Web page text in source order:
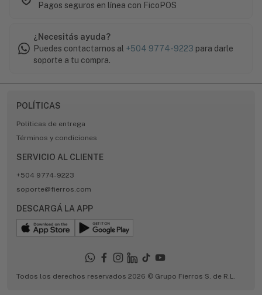
Pagos seguros en línea con FicoPOS
¿Necesitás ayuda?
Puedes contactarnos al +504 9774-9223 para darle
soporte a tu compra.
POLÍTICAS
Políticas de entrega
Términos y condiciones
SERVICIO AL CLIENTE
+504 9774-9223
soporte@fierros.com
DESCARGÁ LA APP
Todos los derechos reservados 2026 © Grupo Fierros S. de R.L.